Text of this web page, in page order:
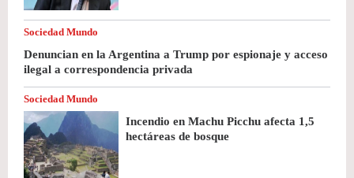
Sociedad Mundo
Denuncian en la Argentina a Trump por espionaje y acceso
ilegal a correspondencia privada
Sociedad Mundo
Incendio en Machu Picchu afecta 1,5
hectáreas de bosque